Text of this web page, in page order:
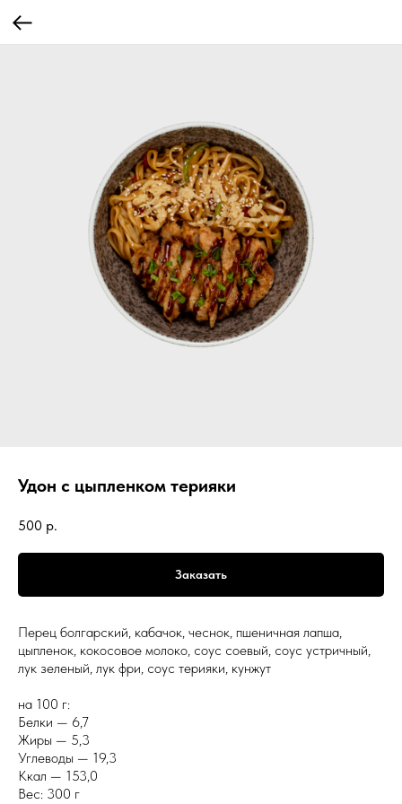
Удон с цыпленком терияки
500 р.
Заказать
Перец болгарский, кабачок, чеснок, пшеничная лапша,
цыпленок, кокосовое молоко, соус соевый, соус устричный,
лук зеленый, лук фри, соус терияки, кунжут
на 100 г:
Белки — 6,7
Жиры — 5,3
Углеводы — 19,3
Ккал — 153,0
Вес: 300 г